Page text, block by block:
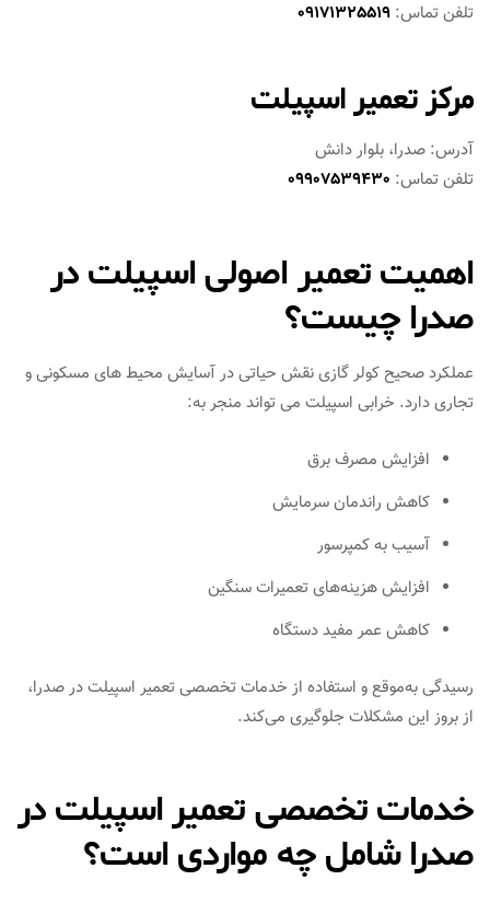
تلفن تماس: 09171325519
مرکز تعمیر اسپیلت
آدرس: صدرا، بلوار دانش
تلفن تماس: 09907539430
اهمیت تعمیر اصولی اسپیلت در
صدرا چیست؟
عملکرد صحیح کولر گازی نقش حیاتی در آسایش محیط‌ های مسکونی و
تجاری دارد. خرابی اسپیلت می‌ تواند منجر به:
افزایش مصرف برق
کاهش راندمان سرمایش
آسیب به کمپرسور
افزایش هزینه‌های تعمیرات سنگین
کاهش عمر مفید دستگاه
رسیدگی به‌موقع و استفاده از خدمات تخصصی تعمیر اسپیلت در صدرا،
از بروز این مشکلات جلوگیری می‌کند.
خدمات تخصصی تعمیر اسپیلت در
صدرا شامل چه مواردی است؟